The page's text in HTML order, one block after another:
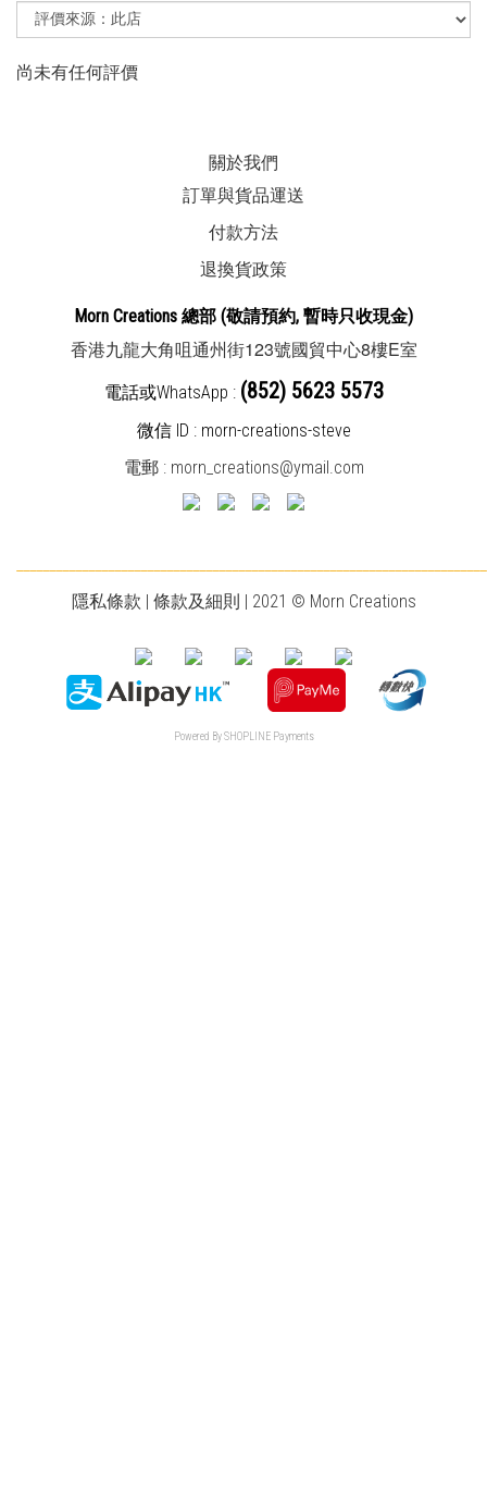
尚未有任何評價
關於我們
訂單與貨品運送
付款方法
退換貨政策
Morn Creations 總部 (敬請預約, 暫時只收現金)
香港九龍大角咀通州街123號國貿中心8樓E室
電話或WhatsApp : (852) 5623 5573
微信 ID : morn-creations-steve
電郵 : morn_creations@ymail.com
隱私條款 | 條款及細則 | 2021 © Morn Creations
Powered BySHOPLINE Payments